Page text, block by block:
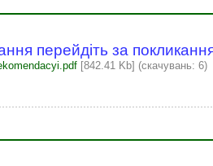
перейдіть за
[842.41 Kb] (cкачувань: 6)